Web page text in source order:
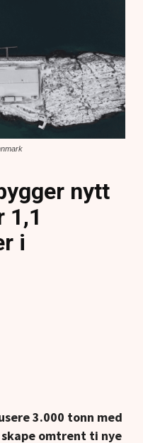
nytt
1,1
i
3.000 tonn med
omtrent ti nye